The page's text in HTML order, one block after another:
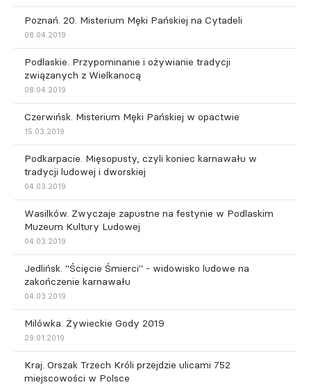
Poznań. 20. Misterium Męki Pańskiej na Cytadeli
08.04.2019
Podlaskie. Przypominanie i ożywianie tradycji
związanych z Wielkanocą
08.04.2019
Czerwińsk. Misterium Męki Pańskiej w opactwie
15.03.2019
Podkarpacie. Mięsopusty, czyli koniec karnawału w
tradycji ludowej i dworskiej
04.03.2019
Wasilków. Zwyczaje zapustne na festynie w Podlaskim
Muzeum Kultury Ludowej
04.03.2019
Jedlińsk. "Ścięcie Śmierci" - widowisko ludowe na
zakończenie karnawału
04.03.2019
Milówka. Żywieckie Gody 2019
29.01.2019
Kraj. Orszak Trzech Króli przejdzie ulicami 752
miejscowości w Polsce